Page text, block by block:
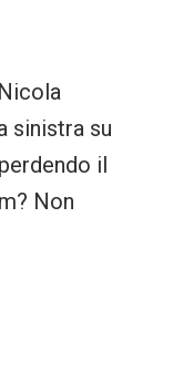
sinistra su
il
Non